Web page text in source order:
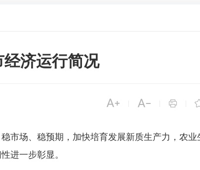
经济运行简况
  
场、稳预期，加快培育发展新质生产力，农业
进一步彰显。